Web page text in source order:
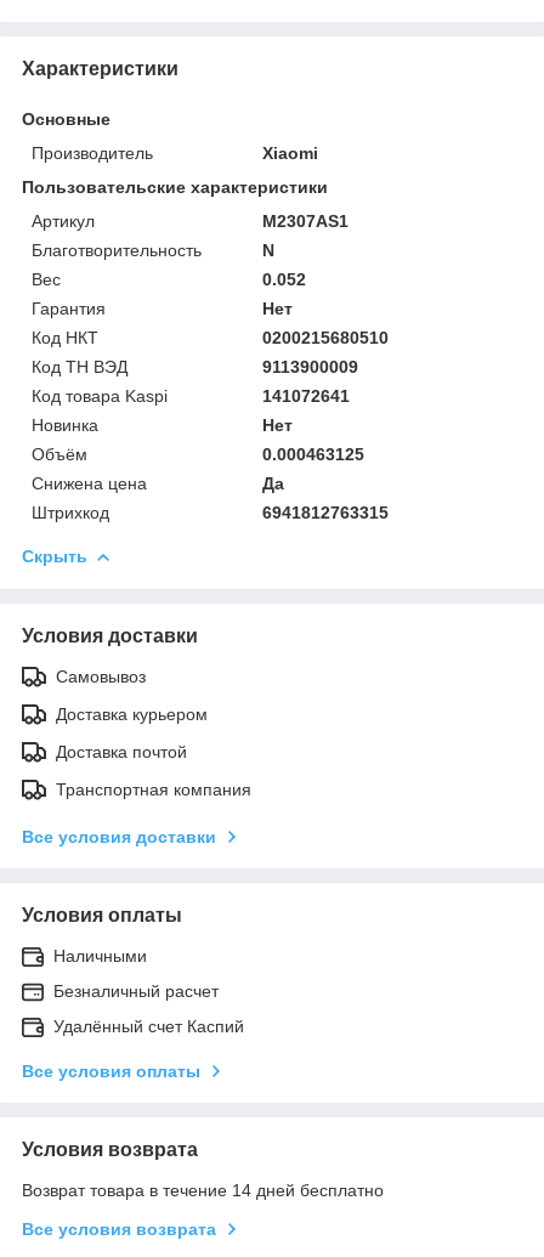
Характеристики
Основные
Производитель
Xiaomi
Пользовательские характеристики
Артикул
M2307AS1
Благотворительность
N
Вес
0.052
Гарантия
Нет
Код НКТ
0200215680510
Код ТН ВЭД
9113900009
Код товара Kaspi
141072641
Новинка
Нет
Объём
0.000463125
Снижена цена
Да
Штрихкод
6941812763315
Скрыть
Условия доставки
Самовывоз
Доставка курьером
Доставка почтой
Транспортная компания
Все условия доставки
Условия оплаты
Наличными
Безналичный расчет
Удалённый счет Каспий
Все условия оплаты
Условия возврата
Возврат товара в течение 14 дней бесплатно
Все условия возврата